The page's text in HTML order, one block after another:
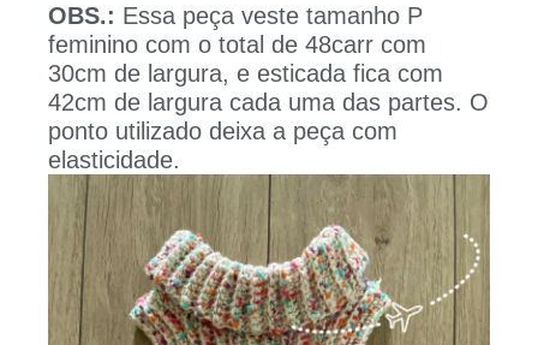
OBS.: Essa peça veste tamanho P
feminino com o total de 48carr com
30cm de largura, e esticada fica com
42cm de largura cada uma das partes. O
ponto utilizado deixa a peça com
elasticidade.